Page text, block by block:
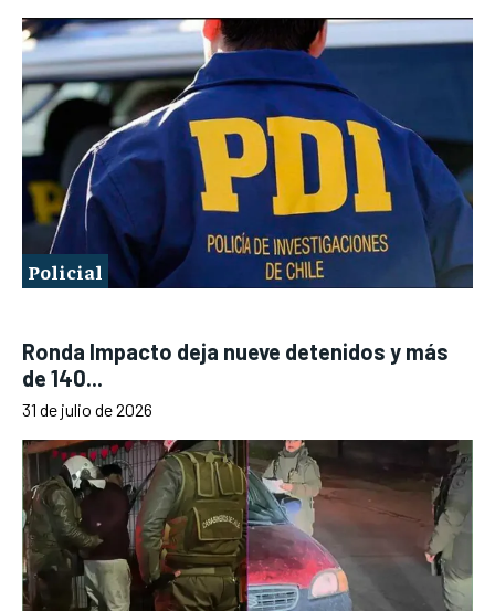
Policial
Ronda Impacto deja nueve detenidos y más
de 140...
31 de julio de 2026